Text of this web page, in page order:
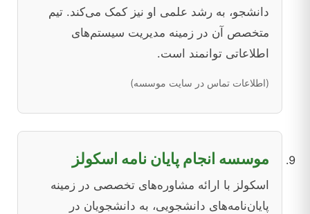
دانشجو، به رشد علمی او نیز کمک می‌کند. تیم
متخصص آن در زمینه مدیریت سیستم‌های
اطلاعاتی توانمند است.
(اطلاعات تماس در سایت موسسه)
موسسه انجام پایان نامه اسکولز
اسکولز با ارائه مشاوره‌های تخصصی در زمینه
پایان‌نامه‌های دانشجویی، به دانشجویان در